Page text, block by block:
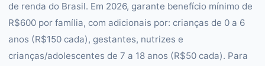
de renda do Brasil. Em 2026, garante benefício mínimo de
R$600 por família, com adicionais por: crianças de 0 a 6
anos (R$150 cada), gestantes, nutrizes e
crianças/adolescentes de 7 a 18 anos (R$50 cada). Para